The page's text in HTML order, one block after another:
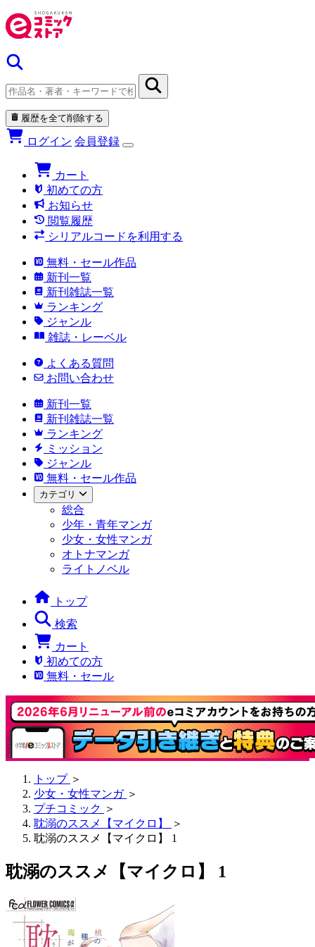
履歴を全て削除する
ログイン 会員登録
カート
初めての方
お知らせ
閲覧履歴
シリアルコードを利用する
無料・セール作品
新刊一覧
新刊雑誌一覧
ランキング
ジャンル
雑誌・レーベル
よくある質問
お問い合わせ
新刊一覧
新刊雑誌一覧
ランキング
ミッション
ジャンル
無料・セール作品
カテゴリ
総合
少年・青年マンガ
少女・女性マンガ
オトナマンガ
ライトノベル
トップ
検索
カート
初めての方
無料・セール
トップ ＞
少女・女性マンガ ＞
プチコミック ＞
耽溺のススメ【マイクロ】
＞
耽溺のススメ【マイクロ】 1
耽溺のススメ【マイクロ】 1